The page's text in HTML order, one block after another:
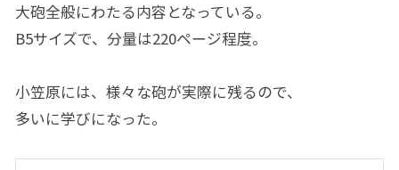
大砲全般にわたる内容となっている。
B5サイズで、分量は220ページ程度。
小笠原には、様々な砲が実際に残るので、
多いに学びになった。